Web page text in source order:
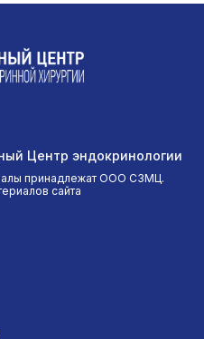
Центр эндокринологии
принадлежат ООО СЗМЦ.
сайта